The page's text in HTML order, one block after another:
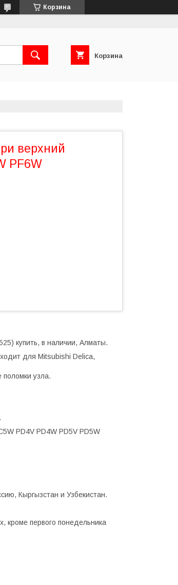
Корзина
Корзина
верхний
PF6W
купить, в наличии, Алматы.
для Mitsubishi Delica,
узла.
PD4V PD4W PD5V PD5W
Кыргызстан и Узбекистан.
кроме первого понедельника